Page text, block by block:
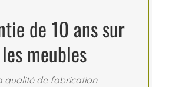
de 10 ans sur
les meubles
qualité de fabrication